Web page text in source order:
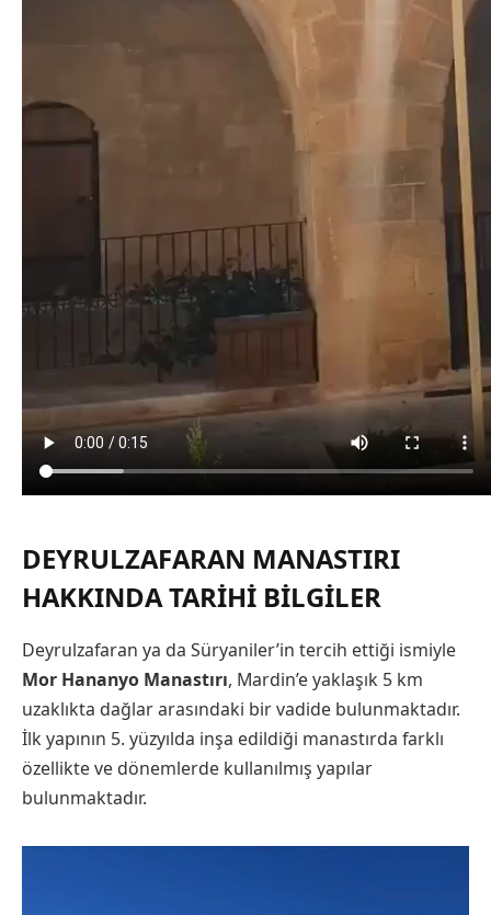
DEYRULZAFARAN MANASTIRI
HAKKINDA TARIHI BILGILER
Deyrulzafaran ya da Süryaniler’in tercih ettiği ismiyle
Mor Hananyo Manastırı, Mardin’e yaklaşık 5 km
uzaklıkta dağlar arasındaki bir vadide bulunmaktadır.
İlk yapının 5. yüzyılda inşa edildiği manastırda farklı
özellikte ve dönemlerde kullanılmış yapılar
bulunmaktadır.